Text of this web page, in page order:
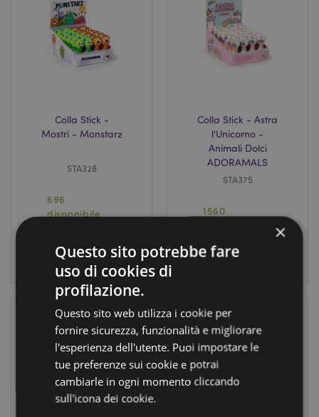
Colla Stick -
Mostri - Monstarz
STA328
696
disponibile
LOGIN
Colla Stick - Astra
l'Unicorno -
Animali Dolci
ADORAMALS
STA375
1560
LOGIN
×
Questo sito potrebbe fare
uso di cookies di
profilazione.
Questo sito web utilizza i cookie per
fornire sicurezza, funzionalità e migliorare
l'esperienza dell'utente. Puoi impostare le
tue preferenze sui cookie e potrai
cambiarle in ogni momento cliccando
sull'icona dei cookie.